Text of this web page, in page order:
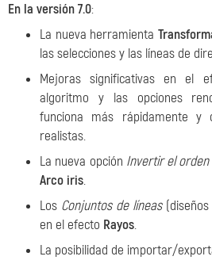
En la versión 7.0:
La nueva herramienta
las selecciones y las líneas de
Mejoras significativas en el
algoritmo y las opciones
funciona más rápidamente y
realistas.
La nueva opción Invertir el
Arco iris.
Los Conjuntos de líneas(diseños
en el efecto Rayos.
La posibilidad de importar/